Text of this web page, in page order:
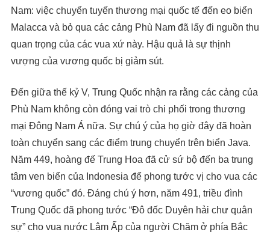
Nam: việc chuyển tuyến thương mại quốc tế đến eo biển
Malacca và bỏ qua các cảng Phù Nam đã lấy đi nguồn thu
quan trọng của các vua xứ này. Hậu quả là sự thịnh
vượng của vương quốc bị giảm sút.
Đến giữa thế kỷ V, Trung Quốc nhận ra rằng các cảng của
Phù Nam không còn đóng vai trò chi phối trong thương
mại Đông Nam Á nữa. Sự chú ý của họ giờ đây đã hoàn
toàn chuyển sang các điểm trung chuyển trên biển Java.
Năm 449, hoàng đế Trung Hoa đã cử sứ bộ đến ba trung
tâm ven biển của Indonesia để phong tước vị cho vua các
“vương quốc” đó. Đáng chú ý hơn, năm 491, triều đình
Trung Quốc đã phong tước “Đô đốc Duyên hải chư quân
sự” cho vua nước Lâm Ấp của người Chăm ở phía Bắc